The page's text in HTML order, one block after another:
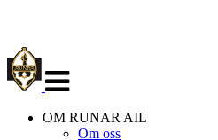
navigasjon
OM RUNAR AIL
Om oss